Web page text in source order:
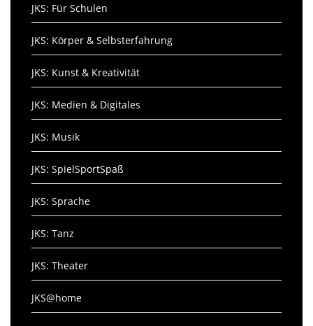
JKS: Für Schulen
JKS: Körper & Selbsterfahrung
JKS: Kunst & Kreativität
JKS: Medien & Digitales
JKS: Musik
JKS: SpielSportSpaß
JKS: Sprache
JKS: Tanz
JKS: Theater
JKS@home